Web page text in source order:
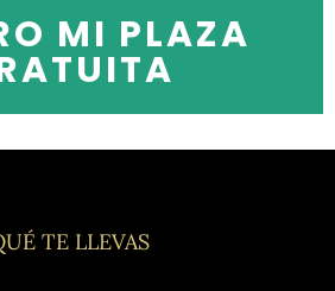
MI PLAZA
TE LLEVAS